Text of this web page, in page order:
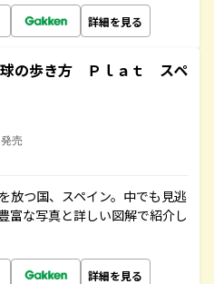
詳細を見る
の歩き方 Ｐｌａｔ スペ
売
放つ国、スペイン。中でも見逃
富な写真と詳しい図解で紹介し
詳細を見る